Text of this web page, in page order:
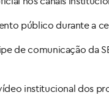
público durante a
de comunicação da
institucional dos